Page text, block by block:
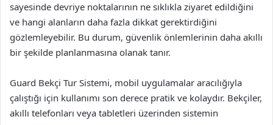
sayesinde devriye noktalarının ne sıklıkla ziyaret edildiğini
ve hangi alanların daha fazla dikkat gerektirdiğini
gözlemleyebilir. Bu durum, güvenlik önlemlerinin daha akıllı
bir şekilde planlanmasına olanak tanır.
Guard Bekçi Tur Sistemi, mobil uygulamalar aracılığıyla
çalıştığı için kullanımı son derece pratik ve kolaydır. Bekçiler,
akıllı telefonları veya tabletleri üzerinden sistemin